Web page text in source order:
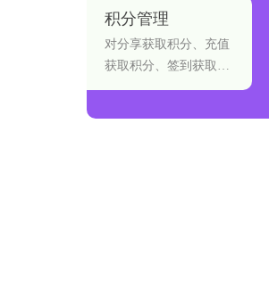
积分管理
对分享获取积分、充值
获取积分、签到获取积
分等多种积分获取形式